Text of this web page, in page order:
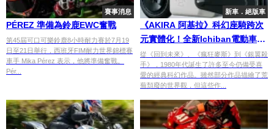
賽事消息
PÉREZ 準備為鈴鹿EWC奮戰
第45屆可口可樂鈴鹿8小時耐力賽於7月19
日至21日舉行，西班牙FIM耐力世界錦標賽
車手 Mika Pérez 表示，他將準備奮戰。
Pér...
新車．絕版車
《AKIRA 阿基拉》科幻座騎跨次
元實體化！全新Ichiban電動車以
未來風格震撼登場
從《回到未來》、《瘋狂麥斯》到《銀翼殺
手》，1980年代誕生了許多至今仍備受喜
愛的經典科幻作品。雖然部分作品描繪了荒
蕪頹廢的世界觀，但這些作...